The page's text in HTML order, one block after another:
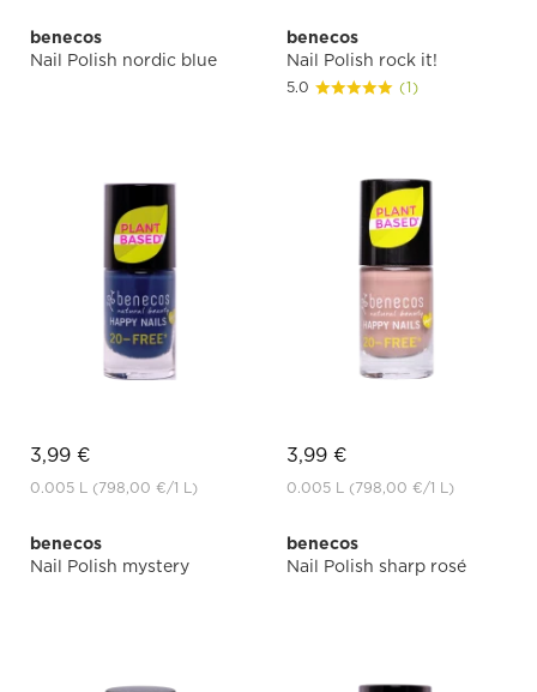
benecos
Nail Polish nordic blue
3,99 €
0.005 L (798,00 €/1 L)
benecos
Nail Polish rock it!
5.0 (1)
3,99 €
0.005 L (798,00 €/1 L)
benecos
Nail Polish mystery
benecos
Nail Polish sharp rosé